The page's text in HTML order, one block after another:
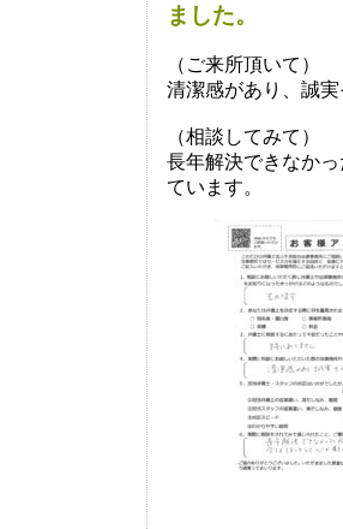
ました。
（ご来所頂いて）
清潔感があり、誠
（相談してみて）
長年解決できなか
ています。